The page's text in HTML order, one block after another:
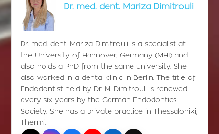
Dr. med. dent. Mariza Dimitrouli
Dr. med. dent. Mariza Dimitrouli is a specialist at
the University of Hannover, Germany (MHI) and
also holds a PhD from the same university. She
also worked in a dental clinic in Berlin. The title of
Endodontist held by Dr. M. Dimitrouli is renewed
every six years by the German Endodontics
Society. She has a private practice in Thessaloniki,
Thermi.